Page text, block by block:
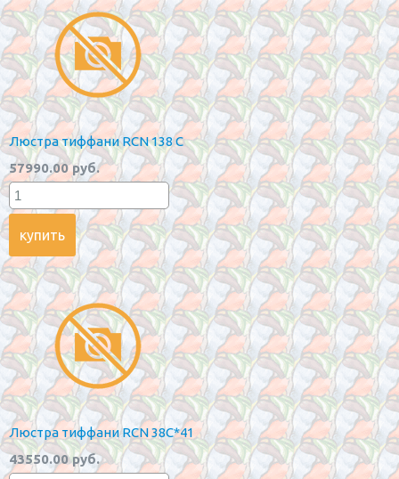
Люстра тиффани RCN 138 C
57990.00 руб.
Люстра тиффани RCN 38C*41
43550.00 руб.